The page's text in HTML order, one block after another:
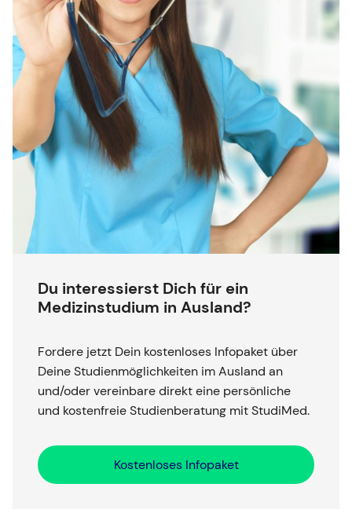
Du interessierst Dich für ein
Medizinstudium in Ausland?
Fordere jetzt Dein kostenloses Infopaket über
Deine Studienmöglichkeiten im Ausland an
und/oder vereinbare direkt eine persönliche
und kostenfreie Studienberatung mit StudiMed.
Kostenloses Infopaket